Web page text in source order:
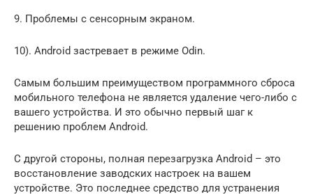
9. Проблемы с сенсорным экраном.
10). Android застревает в режиме Odin.
Самым большим преимуществом программного сброса
мобильного телефона не является удаление чего-либо с
вашего устройства. И это обычно первый шаг к
решению проблем Android.
С другой стороны, полная перезагрузка Android – это
восстановление заводских настроек на вашем
устройстве. Это последнее средство для устранения